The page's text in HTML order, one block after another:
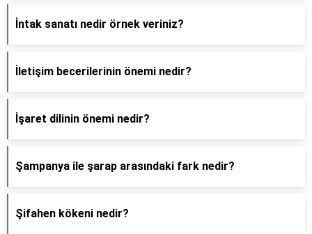
İntak sanatı nedir örnek veriniz?
İletişim becerilerinin önemi nedir?
İşaret dilinin önemi nedir?
Şampanya ile şarap arasındaki fark nedir?
Şifahen kökeni nedir?